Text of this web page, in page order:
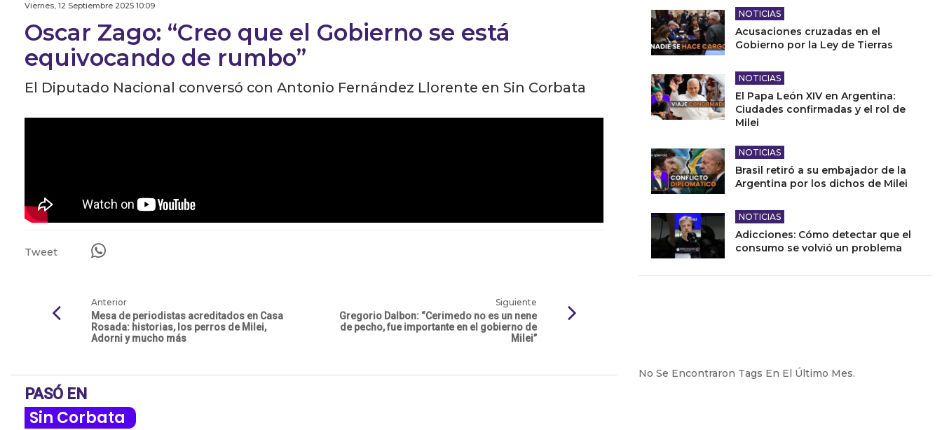
Viernes, 12 Septiembre 2025 10:09
Oscar Zago: “Creo que el Gobierno se está
equivocando de rumbo”
El Diputado Nacional conversó con Antonio Fernández Llorente en Sin Corbata
Tweet
Anterior
Mesa de periodistas acreditados en Casa
Rosada: historias, los perros de Milei,
Adorni y mucho más
Siguiente
Gregorio Dalbon: “Cerimedo no es un nene
de pecho, fue importante en el gobierno de
Milei”
PASÓ EN
Sin Corbata
NOTICIAS
Acusaciones cruzadas en el
Gobierno por la Ley de Tierras
NOTICIAS
El Papa León XIV en Argentina:
Ciudades confirmadas y el rol de
Milei
NOTICIAS
Brasil retiró a su embajador de la
Argentina por los dichos de Milei
NOTICIAS
Adicciones: Cómo detectar que el
consumo se volvió un problema
No Se Encontraron Tags En El Último Mes.